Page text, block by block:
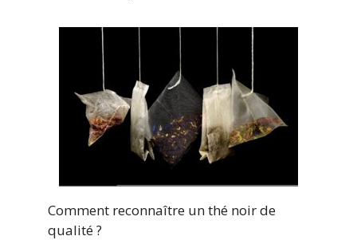
Comment reconnaître un thé noir de
qualité ?